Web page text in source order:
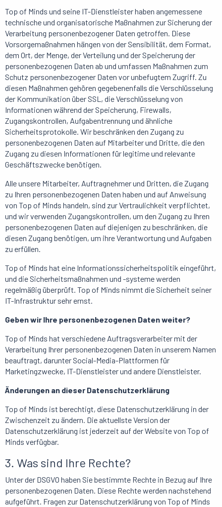
Top of Minds und seine IT-Dienstleister haben angemessene
technische und organisatorische Maßnahmen zur Sicherung der
Verarbeitung personenbezogener Daten getroffen. Diese
Vorsorgemaßnahmen hängen von der Sensibilität, dem Format,
dem Ort, der Menge, der Verteilung und der Speicherung der
personenbezogenen Daten ab und umfassen Maßnahmen zum
Schutz personenbezogener Daten vor unbefugtem Zugriff. Zu
diesen Maßnahmen gehören gegebenenfalls die Verschlüsselung
der Kommunikation über SSL, die Verschlüsselung von
Informationen während der Speicherung, Firewalls,
Zugangskontrollen, Aufgabentrennung und ähnliche
Sicherheitsprotokolle. Wir beschränken den Zugang zu
personenbezogenen Daten auf Mitarbeiter und Dritte, die den
Zugang zu diesen Informationen für legitime und relevante
Geschäftszwecke benötigen.
Alle unsere Mitarbeiter, Auftragnehmer und Dritten, die Zugang
zu Ihren personenbezogenen Daten haben und auf Anweisung
von Top of Minds handeln, sind zur Vertraulichkeit verpflichtet,
und wir verwenden Zugangskontrollen, um den Zugang zu Ihren
personenbezogenen Daten auf diejenigen zu beschränken, die
diesen Zugang benötigen, um ihre Verantwortung und Aufgaben
zu erfüllen.
Top of Minds hat eine Informationssicherheitspolitik eingeführt,
und die Sicherheitsmaßnahmen und -systeme werden
regelmäßig überprüft. Top of Minds nimmt die Sicherheit seiner
IT-Infrastruktur sehr ernst.
Geben wir Ihre personenbezogenen Daten weiter?
Top of Minds hat verschiedene Auftragsverarbeiter mit der
Verarbeitung Ihrer personenbezogenen Daten in unserem Namen
beauftragt, darunter Social-Media-Plattformen für
Marketingzwecke, IT-Dienstleister und andere Dienstleister.
Änderungen an dieser Datenschutzerklärung
Top of Minds ist berechtigt, diese Datenschutzerklärung in der
Zwischenzeit zu ändern. Die aktuellste Version der
Datenschutzerklärung ist jederzeit auf der Website von Top of
Minds verfügbar.
3. Was sind Ihre Rechte?
Unter der DSGVO haben Sie bestimmte Rechte in Bezug auf Ihre
personenbezogenen Daten. Diese Rechte werden nachstehend
aufgeführt. Fragen zur Datenschutzerklärung von Top of Minds